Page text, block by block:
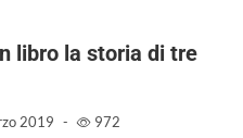
libro la storia di tre
2019 - 972